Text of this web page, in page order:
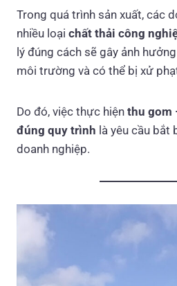
Trong quá trình sản xuất, các
nhiều loại chất thải công
lý đúng cách sẽ gây ảnh
môi trường và có thể bị xử
Do đó, việc thực hiện thu gom
đúng quy trình là yêu cầu
doanh nghiệp.